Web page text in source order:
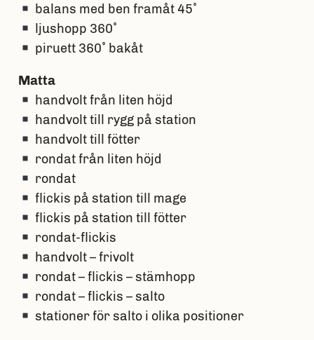
balans med ben framåt 45˚
ljushopp 360˚
piruett 360˚ bakåt
Matta
handvolt från liten höjd
handvolt till rygg på station
handvolt till fötter
rondat från liten höjd
rondat
flickis på station till mage
flickis på station till fötter
rondat-flickis
handvolt – frivolt
rondat – flickis – stämhopp
rondat – flickis – salto
stationer för salto i olika positioner